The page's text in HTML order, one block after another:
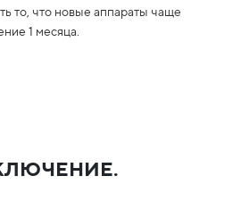
то, что новые аппараты чаще
1 месяца.